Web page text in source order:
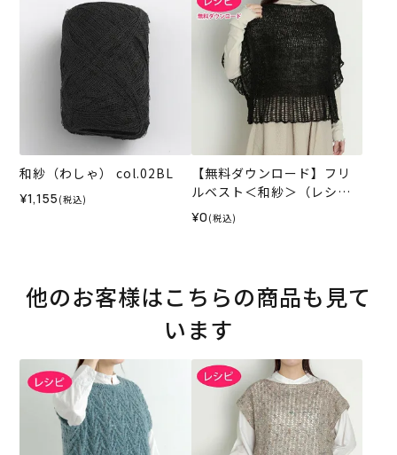
和紗（わしゃ） col.02BL
¥1,155 (税込)
【無料ダウンロード】フリ
ルベスト＜和紗＞（レシ
ピ）
¥0 (税込)
他のお客様はこちらの商品も見て
います